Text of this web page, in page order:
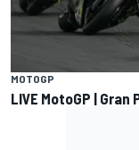
MOTOGP
LIVE MotoGP |